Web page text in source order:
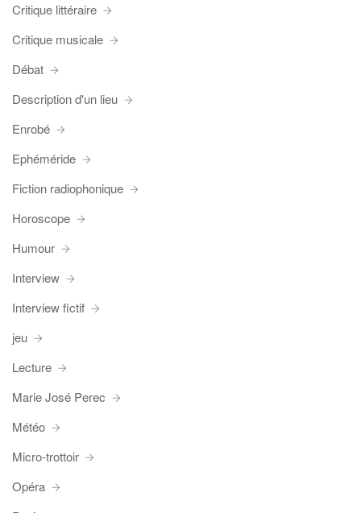
Critique littéraire
Critique musicale
Débat
Description d'un lieu
Enrobé
Ephéméride
Fiction radiophonique
Horoscope
Humour
Interview
Interview fictif
jeu
Lecture
Marie José Perec
Météo
Micro-trottoir
Opéra